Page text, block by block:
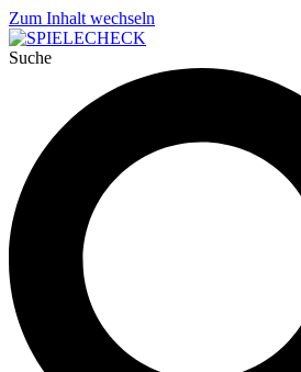
Zum Inhalt wechseln
Suche